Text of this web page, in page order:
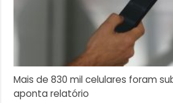
Mais de 830 mil celulares foram
aponta relatório